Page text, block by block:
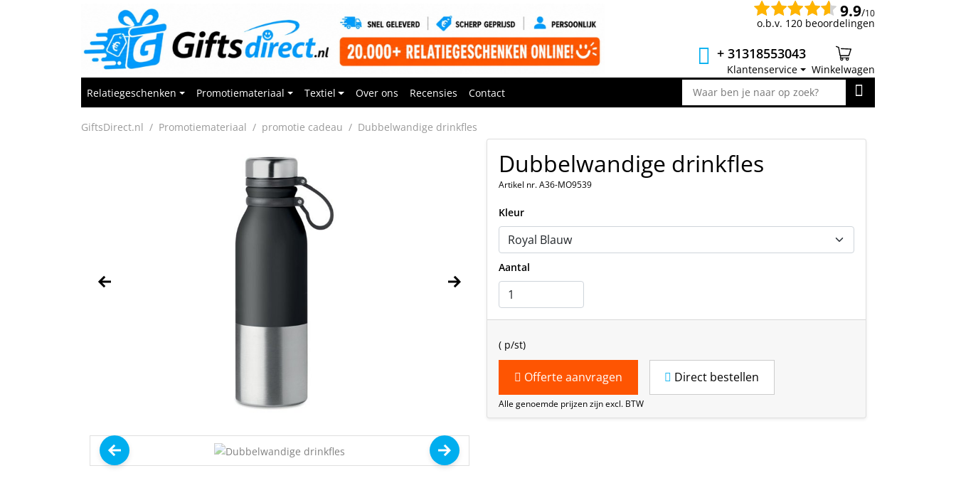
9.9/10
o.b.v. 120 beoordelingen
+ 31318553043
Klantenservice
Winkelwagen
Relatiegeschenken
Promotiemateriaal Textiel Over ons Recensies Contact
GiftsDirect.nl Promotiemateriaal promotie cadeau Dubbelwandige drinkfles
Dubbelwandige drinkfles
Artikel nr. A36-MO9539
Kleur
Aantal
( p/st)
Offerte aanvragen Direct bestellen
Alle genoemde prijzen zijn excl. BTW